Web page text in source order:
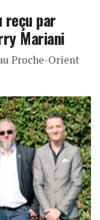
reçu par
Mariani
Proche-Orient